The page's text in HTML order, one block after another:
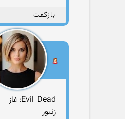
بازگفت
Evil_Dead: غاز
زنبور